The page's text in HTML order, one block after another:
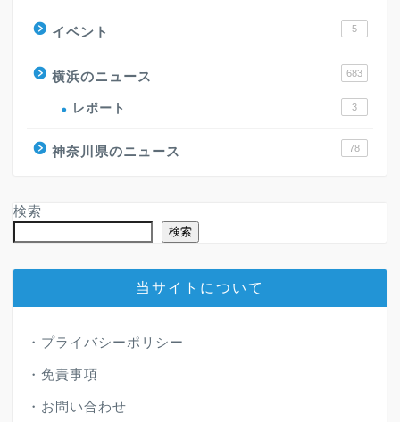
イベント 5
横浜のニュース 683
レポート 3
神奈川県のニュース 78
検索
検索
当サイトについて
・ プライバシーポリシー
・ 免責事項
・ お問い合わせ